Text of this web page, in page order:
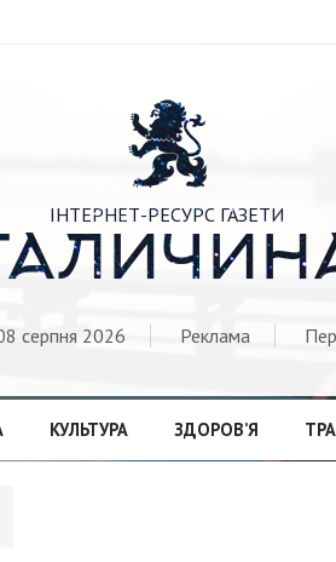

ІНТЕРНЕТ-РЕСУРС ГАЗЕТИ
серпня 2026 Реклама
КУЛЬТУРА ЗДОРОВ’Я